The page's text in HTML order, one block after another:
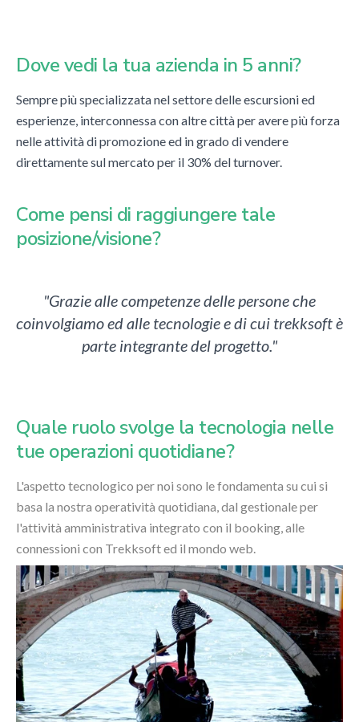
Dove vedi la tua azienda in 5 anni?
Sempre più specializzata nel settore delle escursioni ed
esperienze, interconnessa con altre città per avere più forza
nelle attività di promozione ed in grado di vendere
direttamente sul mercato per il 30% del turnover.
Come pensi di raggiungere tale
posizione/visione?
"Grazie alle competenze delle persone che
coinvolgiamo ed alle tecnologie e di cui trekksoft è
parte integrante del progetto."
Quale ruolo svolge la tecnologia nelle
tue operazioni quotidiane?
L'aspetto tecnologico per noi sono le fondamenta su cui si
basa la nostra operatività quotidiana, dal gestionale per
l'attività amministrativa integrato con il booking, alle
connessioni con Trekksoft ed il mondo web.